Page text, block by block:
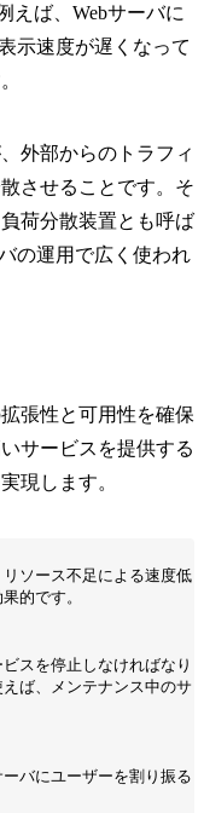
えば、Webサーバに
示速度が遅くなって
外部からのトラフィ
させることです。そ
荷分散装置とも呼ば
の運用で広く使われ
張性と可用性を確保
サービスを提供する
現します。
ソース不足による速度低
的です。
スを停止しなければなり
ば、メンテナンス中のサ
バにユーザーを割り振る